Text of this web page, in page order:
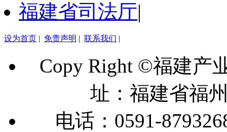
福建省司法厅|
设为首页 | 免责声明 | 联系我们 |
Copy Right ©福建产
址：福建省福
电话：0591-